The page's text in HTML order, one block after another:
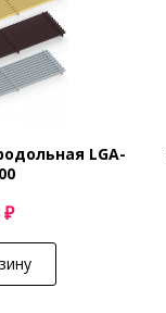
LGA-
₽